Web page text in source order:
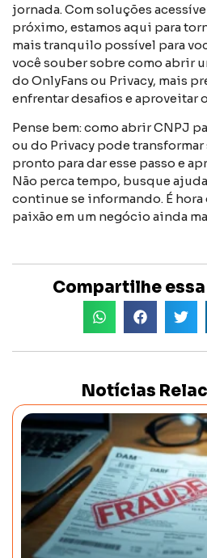
jornada. Com soluções
próximo, estamos aqui para
mais tranquilo possível para
você souber sobre como abrir
do OnlyFans ou Privacy, mais
enfrentar desafios e aproveitar
Pense bem: como abrir CNPJ
ou do Privacy pode transformar
pronto para dar esse passo e
Não perca tempo, busque
continue se informando. É hora
paixão em um negócio ainda
Compartilhe
Notícias